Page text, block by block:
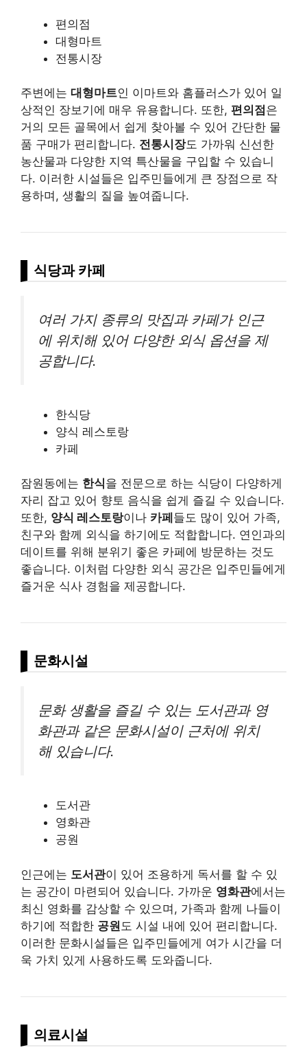
편의점
대형마트
전통시장
주변에는 대형마트인 이마트와 홈플러스가 있어 일
상적인 장보기에 매우 유용합니다. 또한, 편의점 은
거의 모든 골목에서 쉽게 찾아볼 수 있어 간단한 물
품 구매가 편리합니다. 전통시장도 가까워 신선한
농산물과 다양한 지역 특산물을 구입할 수 있습니
다. 이러한 시설들은 입주민들에게 큰 장점으로 작
용하며, 생활의 질을 높여줍니다.
식당과 카페
여러 가지 종류의 맛집과 카페가 인근
에 위치해 있어 다양한 외식 옵션을 제
공합니다.
한식당
양식 레스토랑
카페
잠원동에는 한식을 전문으로 하는 식당이 다양하게
자리 잡고 있어 향토 음식을 쉽게 즐길 수 있습니다.
또한, 양식 레스토랑이나 카페 들도 많이 있어 가족,
친구와 함께 외식을 하기에도 적합합니다. 연인과의
데이트를 위해 분위기 좋은 카페에 방문하는 것도
좋습니다. 이처럼 다양한 외식 공간은 입주민들에게
즐거운 식사 경험을 제공합니다.
문화시설
문화 생활을 즐길 수 있는 도서관과 영
화관과 같은 문화시설이 근처에 위치
해 있습니다.
도서관
영화관
공원
인근에는 도서관이 있어 조용하게 독서를 할 수 있
는 공간이 마련되어 있습니다. 가까운 영화관에서는
최신 영화를 감상할 수 있으며, 가족과 함께 나들이
하기에 적합한 공원 도 시설 내에 있어 편리합니다.
이러한 문화시설들은 입주민들에게 여가 시간을 더
욱 가치 있게 사용하도록 도와줍니다.
의료시설